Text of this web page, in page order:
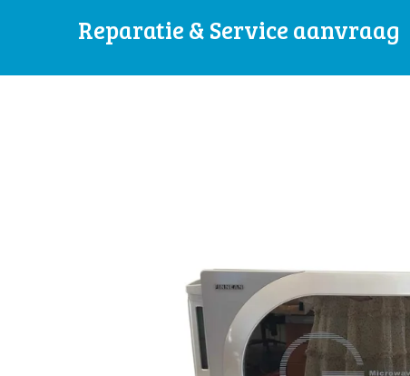
Reparatie & Service aanvraag